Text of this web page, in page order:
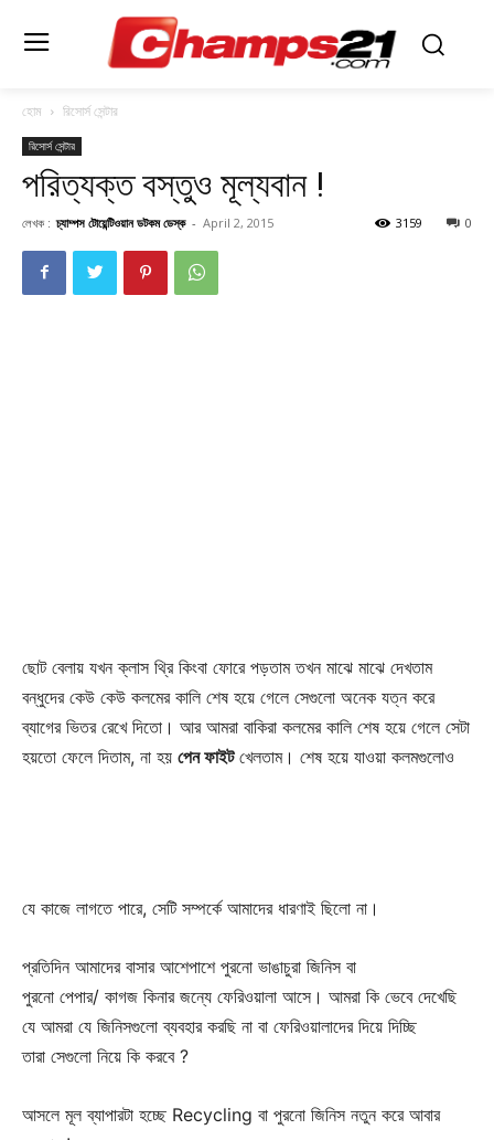
হোম রিসোর্স সেন্টার
রিসোর্স সেন্টার
পরিত্যক্ত বস্তুও মূল্যবান !
লেখক : চ্যাম্পস টোয়েন্টিওয়ান ডটকম ডেস্ক - April 2, 2015 0
3159
ছোট বেলায় যখন ক্লাস থ্রি কিংবা ফোরে পড়তাম তখন মাঝে মাঝে দেখতাম
বন্ধুদের কেউ কেউ কলমের কালি শেষ হয়ে গেলে সেগুলো অনেক যত্ন করে
ব্যাগের ভিতর রেখে দিতো। আর আমরা বাকিরা কলমের কালি শেষ হয়ে গেলে সেটা
হয়তো ফেলে দিতাম, না হয় পেন ফাইটখেলতাম। শেষ হয়ে যাওয়া কলমগুলোও
যে কাজে লাগতে পারে, সেটি সম্পর্কে আমাদের ধারণাই ছিলো না।
প্রতিদিন আমাদের বাসার আশেপাশে পুরনো ভাঙাচুরা জিনিস বা
পুরনো পেপার/ কাগজ কিনার জন্যে ফেরিওয়ালা আসে। আমরা কি ভেবে দেখেছি
যে আমরা যে জিনিসগুলো ব্যবহার করছি না বা ফেরিওয়ালাদের দিয়ে দিচ্ছি
তারা সেগুলো নিয়ে কি করবে ?
আসলে মূল ব্যাপারটা হচ্ছে Recycling বা পুরনো জিনিস নতুন করে আবার